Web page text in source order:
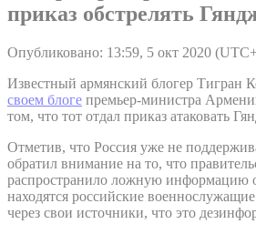
приказ обстрелять
Опубликовано: 13:59, 5 окт 2020
Известный армянский блогер Тигран
своем блоге премьер-министра
том, что тот отдал приказ атаковать
Отметив, что Россия уже не
обратил внимание на то, что
распространило ложную информацию
находятся российские
через свои источники, что это